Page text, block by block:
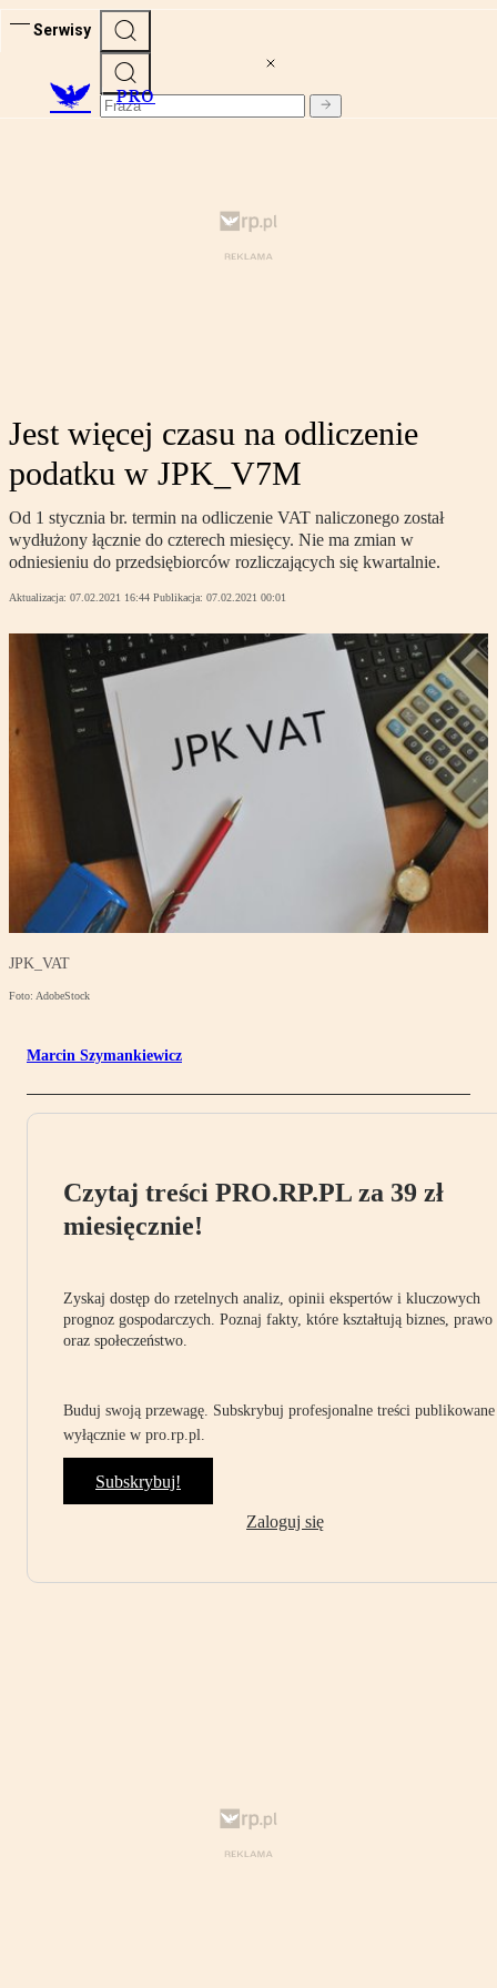
Serwisy
PRO
Jest więcej czasu na odliczenie
podatku w JPK_V7M
Od 1 stycznia br. termin na odliczenie VAT naliczonego został
wydłużony łącznie do czterech miesięcy. Nie ma zmian w
odniesieniu do przedsiębiorców rozliczających się kwartalnie.
Aktualizacja: 07.02.2021 16:44 Publikacja: 07.02.2021 00:01
JPK_VAT
Foto: AdobeStock
Marcin Szymankiewicz
Czytaj treści PRO.RP.PL za 39 zł
miesięcznie!
Zyskaj dostęp do rzetelnych analiz, opinii ekspertów i kluczowych
prognoz gospodarczych. Poznaj fakty, które kształtują biznes, prawo
oraz społeczeństwo.
Buduj swoją przewagę. Subskrybuj profesjonalne treści publikowane
wyłącznie w pro.rp.pl.
Subskrybuj!
Zaloguj się